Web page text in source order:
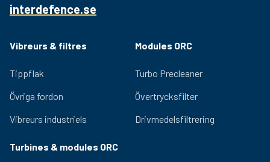
interdefence.se
Vibreurs & filtres
Tippflak
Övriga fordon
Vibreurs industriels
Modules ORC
Turbo Precleaner
Övertrycksfilter
Drivmedelsfiltrering
Turbines & modules ORC